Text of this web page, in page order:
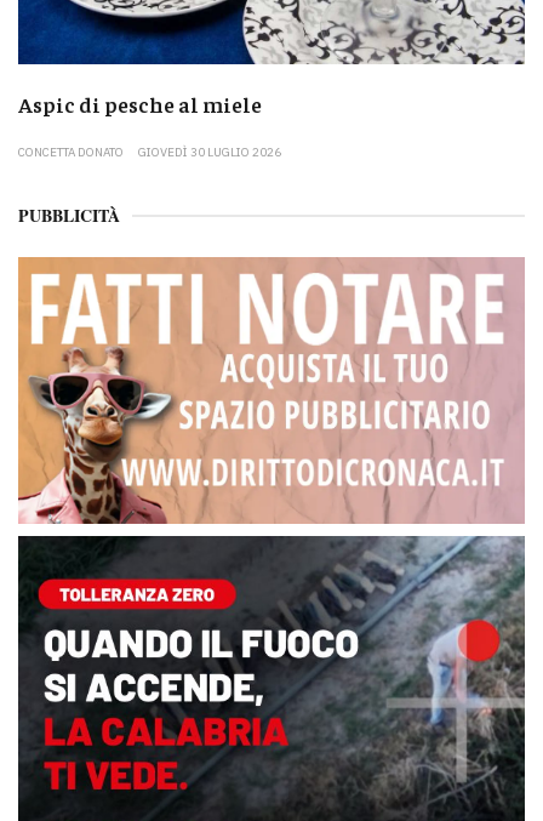
Aspic di pesche al miele
CONCETTA DONATO GIOVEDÌ 30 LUGLIO 2026
PUBBLICITÀ